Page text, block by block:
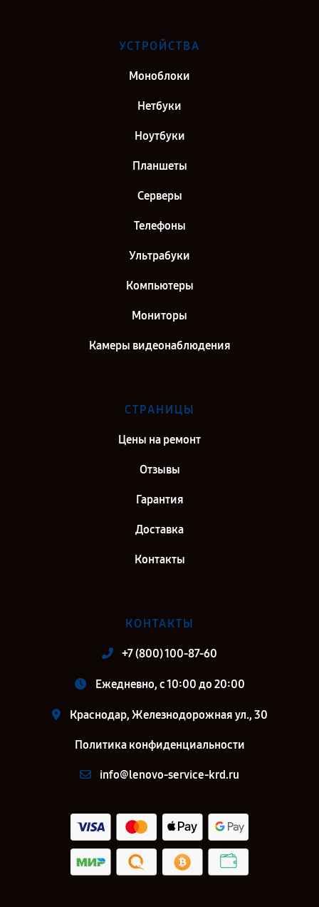
УСТРОЙСТВА
Моноблоки
Нетбуки
Ноутбуки
Планшеты
Серверы
Телефоны
Ультрабуки
Компьютеры
Мониторы
Камеры видеонаблюдения
СТРАНИЦЫ
Цены на ремонт
Отзывы
Гарантия
Доставка
Контакты
КОНТАКТЫ
+7 (800) 100-87-60
Ежедневно, с 10:00 до 20:00
Краснодар, Железнодорожная ул., 30
Политика конфиденциальности
info@lenovo-service-krd.ru